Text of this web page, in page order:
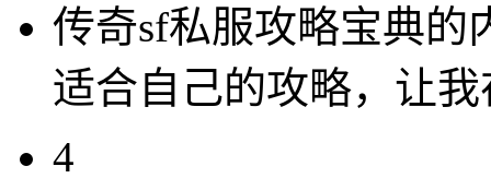
传奇sf私服攻略宝典的
适合自己的攻略，让
4